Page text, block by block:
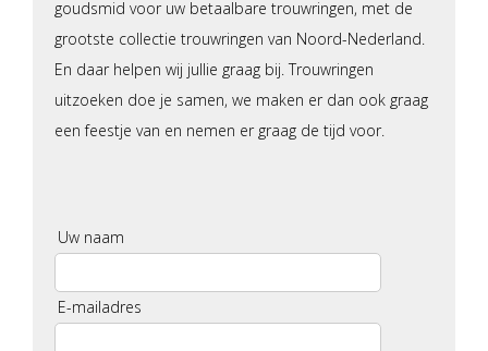
goudsmid voor uw betaalbare trouwringen, met de
grootste collectie trouwringen van Noord-Nederland.
En daar helpen wij jullie graag bij. Trouwringen
uitzoeken doe je samen, we maken er dan ook graag
een feestje van en nemen er graag de tijd voor.
Uw naam
E-mailadres